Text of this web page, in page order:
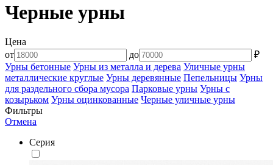
Черные урны
Цена
от
до
₽
Урны бетонные Урны из металла и дерева Уличные урны
металлические круглые Урны деревянные Пепельницы Урны
для раздельного сбора мусора Парковые урны Урны с
козырьком Урны оцинкованные Черные уличные урны
Фильтры
Отмена
Серия